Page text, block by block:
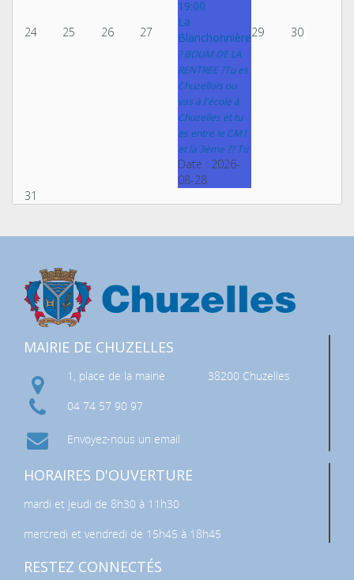
24 25 26 27
19:00
La
Blanchonnière
? BOUM DE LA
RENTREE ?Tu es
Chuzellois ou
vas à l'école à
Chuzelles et tu
es entre le CM1
et la 3ème ?? Tu
Date : 2026-
08-28
29 30
31
MAIRIE DE CHUZELLES
1, place de la mairie
38200 Chuzelles
04 74 57 90 97
Envoyez-nous un email
HORAIRES D'OUVERTURE
mardi et jeudi de 8h30 à 11h30
mercredi et vendredi de 15h45 à 18h45
RESTEZ CONNECTÉS